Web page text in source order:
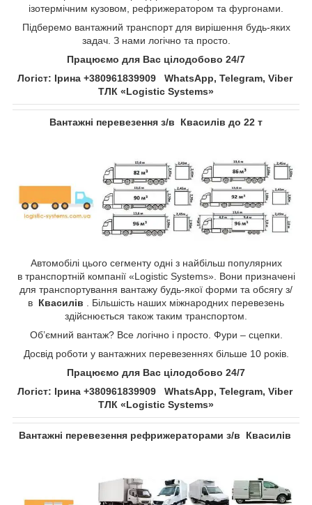
ізотермічним кузовом, рефрижератором та фургонами.
Підберемо вантажний транспорт для вирішення будь-яких
задач. З нами логічно та просто.
Працюємо для Вас цілодобово 24/7
Логіст: Ірина +380961839909 WhatsApp, Telegram, Viber
ТЛК «Logistic Systems»
Вантажні перевезення з/в Квасилів​​​​​​​ до 22 т
Автомобілі цього сегменту одні з найбільш популярних
в транспортній компанії «Logistic Systems». Вони призначені
для транспортування вантажу будь-якої форми та обсягу з/
в Квасилів​​​​​​​
​​​​​​​. Більшість наших міжнародних перевезень
здійснюється також таким транспортом.
Об’ємний вантаж? Все логічно і просто. Фури – сцепки.
Досвід роботи у вантажних перевезеннях більше 10 років.
Працюємо для Вас цілодобово 24/7
Логіст: Ірина +380961839909 WhatsApp, Telegram, Viber
ТЛК «Logistic Systems»
Вантажні перевезення рефрижераторами з/в Квасилів​​​​​​​